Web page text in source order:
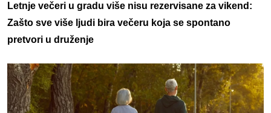
Letnje večeri u gradu više nisu rezervisane za vikend:
Zašto sve više ljudi bira večeru koja se spontano
pretvori u druženje